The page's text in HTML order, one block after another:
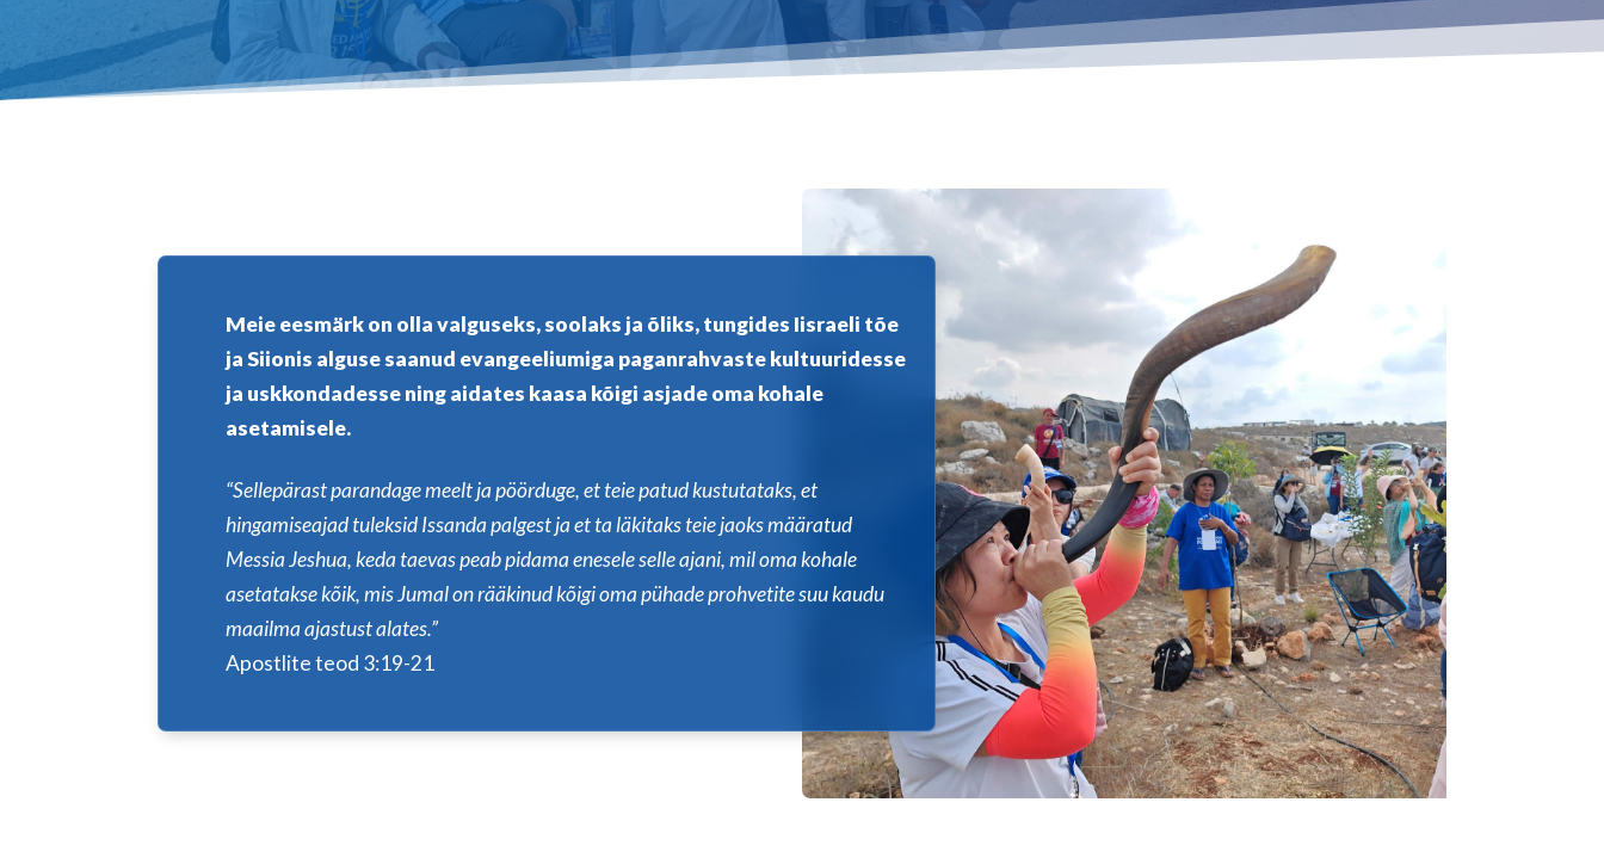
Meie eesmärk on olla valguseks, soolaks ja õliks, tungides Iisraeli tõe
ja Siionis alguse saanud evangeeliumiga paganrahvaste kultuuridesse
ja uskkondadesse ning aidates kaasa kõigi asjade oma kohale
asetamisele.
“Sellepärast parandage meelt ja pöörduge, et teie patud kustutataks, et
hingamiseajad tuleksid Issanda palgest ja et ta läkitaks teie jaoks määratud
Messia Jeshua, keda taevas peab pidama enesele selle ajani, mil oma kohale
asetatakse kõik, mis Jumal on rääkinud kõigi oma pühade prohvetite suu kaudu
maailma ajastust alates.”
Apostlite teod 3:19-21